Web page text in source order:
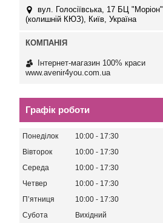
вул. Голосіївська, 17 БЦ "Моріон"
(колишній КЮЗ), Київ, Україна
Інтернет-магазин 100% краси
www.avenir4you.com.ua
Графік роботи
Понеділок 10:00
17:30
Вівторок
10:00
17:30
Середа
10:00
17:30
Четвер
10:00
17:30
Пʼятниця
10:00
17:30
Субота
Вихідний